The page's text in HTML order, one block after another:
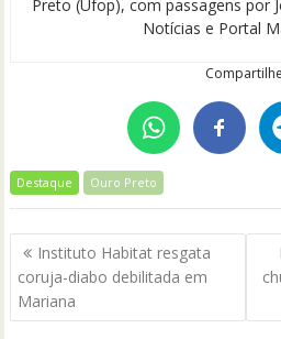
Preto (Ufop), com passagens por
Notícias e Portal
Destaque Ouro Preto
Navegação
de
Post
Instituto Habitat resgata
coruja-diabo debilitada em
Mariana